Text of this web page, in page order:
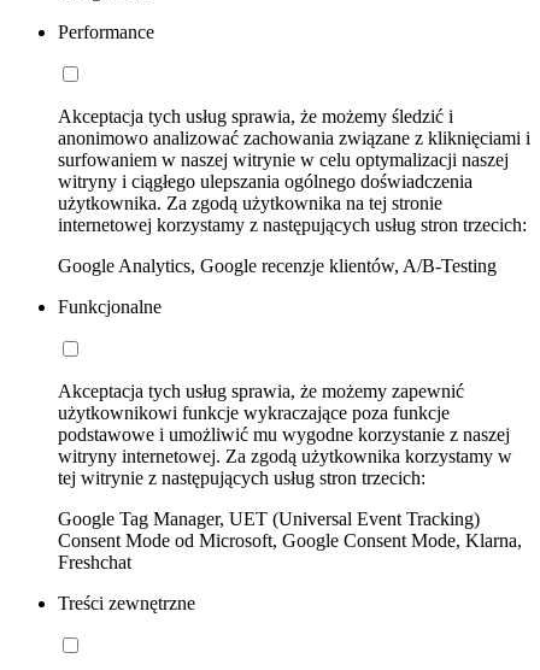
Performance
Akceptacja tych usług sprawia, że możemy śledzić i
anonimowo analizować zachowania związane z kliknięciami i
surfowaniem w naszej witrynie w celu optymalizacji naszej
witryny i ciągłego ulepszania ogólnego doświadczenia
użytkownika. Za zgodą użytkownika na tej stronie
internetowej korzystamy z następujących usług stron trzecich:
Google Analytics, Google recenzje klientów, A/B-Testing
Funkcjonalne
Akceptacja tych usług sprawia, że możemy zapewnić
użytkownikowi funkcje wykraczające poza funkcje
podstawowe i umożliwić mu wygodne korzystanie z naszej
witryny internetowej. Za zgodą użytkownika korzystamy w
tej witrynie z następujących usług stron trzecich:
Google Tag Manager, UET (Universal Event Tracking)
Consent Mode od Microsoft, Google Consent Mode, Klarna,
Freshchat
Treści zewnętrzne